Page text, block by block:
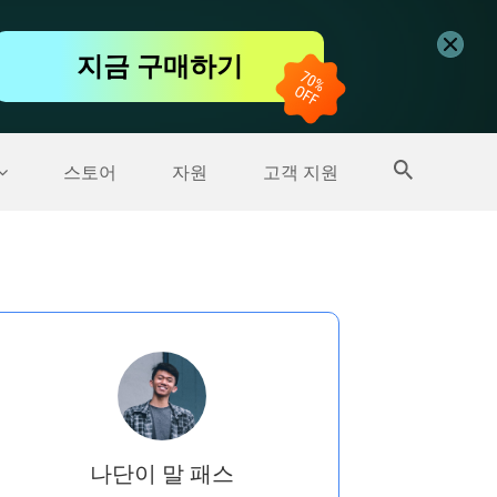
지금 구매하기
스토어 자원 고객 지원
더 많은 제품
나단이 말 패스